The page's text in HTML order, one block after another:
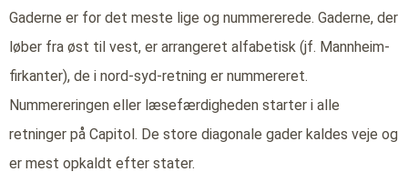
Gaderne er for det meste lige og nummererede. Gaderne, der
løber fra øst til vest, er arrangeret alfabetisk (jf. Mannheim-
firkanter), de i nord-syd-retning er nummereret.
Nummereringen eller læsefærdigheden starter i alle
retninger på Capitol. De store diagonale gader kaldes veje og
er mest opkaldt efter stater.